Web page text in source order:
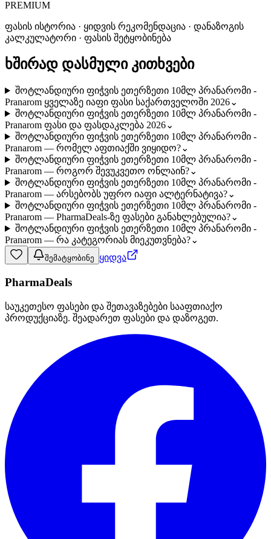
PREMIUM
ფასის ისტორია · ყიდვის რეკომენდაცია · დანაზოგის
კალკულატორი · ფასის შეტყობინება
ხშირად დასმული კითხვები
შოტლანდიური ფიჭვის ეთერზეთი 10მლ პრანარომი -
Pranarom ყველაზე იაფი ფასი საქართველოში 2026⌄
შოტლანდიური ფიჭვის ეთერზეთი 10მლ პრანარომი -
Pranarom ფასი და ფასდაკლება 2026⌄
შოტლანდიური ფიჭვის ეთერზეთი 10მლ პრანარომი -
Pranarom — რომელ აფთიაქში ვიყიდო?⌄
შოტლანდიური ფიჭვის ეთერზეთი 10მლ პრანარომი -
Pranarom — როგორ შევუკვეთო ონლაინ?⌄
შოტლანდიური ფიჭვის ეთერზეთი 10მლ პრანარომი -
Pranarom — არსებობს უფრო იაფი ალტერნატივა?⌄
შოტლანდიური ფიჭვის ეთერზეთი 10მლ პრანარომი -
Pranarom — PharmaDeals-ზე ფასები განახლებულია?⌄
შოტლანდიური ფიჭვის ეთერზეთი 10მლ პრანარომი -
Pranarom — რა კატეგორიას მიეკუთვნება?⌄
შემატყობინე ყიდვა
PharmaDeals
საუკეთესო ფასები და შეთავაზებები სააფთიაქო
პროდუქციაზე. შეადარეთ ფასები და დაზოგეთ.